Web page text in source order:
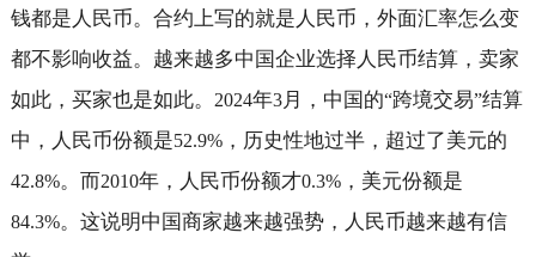
钱都是人民币。合约上写的就是人民币，外面汇率怎么变
都不影响收益。越来越多中国企业选择人民币结算，卖家
如此，买家也是如此。
2024年3月，中国的“跨境交易”结算
中，人民币份额是52.9%，历史性地过半，超过了美元的
42.8%。而2010年，人民币份额才0.3%，美元份额是
84.3%。这说明中国商家越来越强势，人民币越来越有信